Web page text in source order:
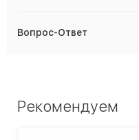
Вопрос-Ответ
Рекомендуем